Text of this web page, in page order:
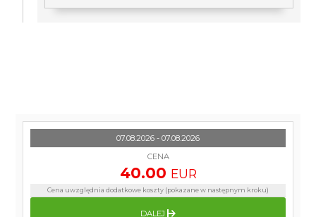
07.08.2026 - 07.08.2026
CENA
40.00 EUR
Cena uwzględnia dodatkowe koszty (pokazane w następnym kroku)
DALEJ